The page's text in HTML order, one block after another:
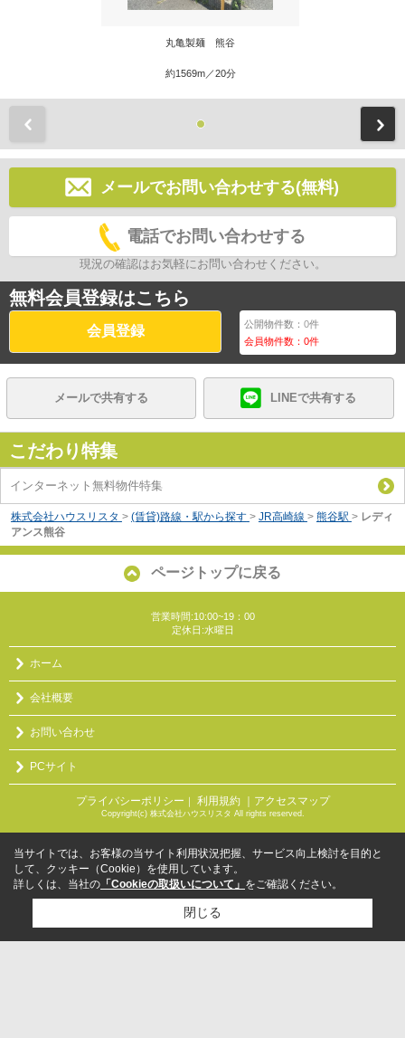
丸亀製麺 熊谷
約1569m／20分
メールでお問い合わせする(無料)
電話でお問い合わせする
現況の確認はお気軽にお問い合わせください。
無料会員登録はこちら
会員登録 公開物件数：0件
会員物件数：0件
メールで共有する LINEで共有する
こだわり特集
インターネット無料物件特集
株式会社ハウスリスタ > (賃貸)路線・駅から探す > JR高崎線 > 熊谷駅 > レディ
アンス熊谷
ページトップに戻る
営業時間:10:00~19：00
定休日:水曜日
ホーム
会社概要
お問い合わせ
PCサイト
プライバシーポリシー 利用規約 ｜アクセスマップ
Copyright(c) 株式会社ハウスリスタ All rights reserved.
当サイトでは、お客様の当サイト利用状況把握、サービス向上検討を目的と
して、クッキー（Cookie）を使用しています。
詳しくは、当社の 「Cookieの取扱いについて」 をご確認ください。
閉じる